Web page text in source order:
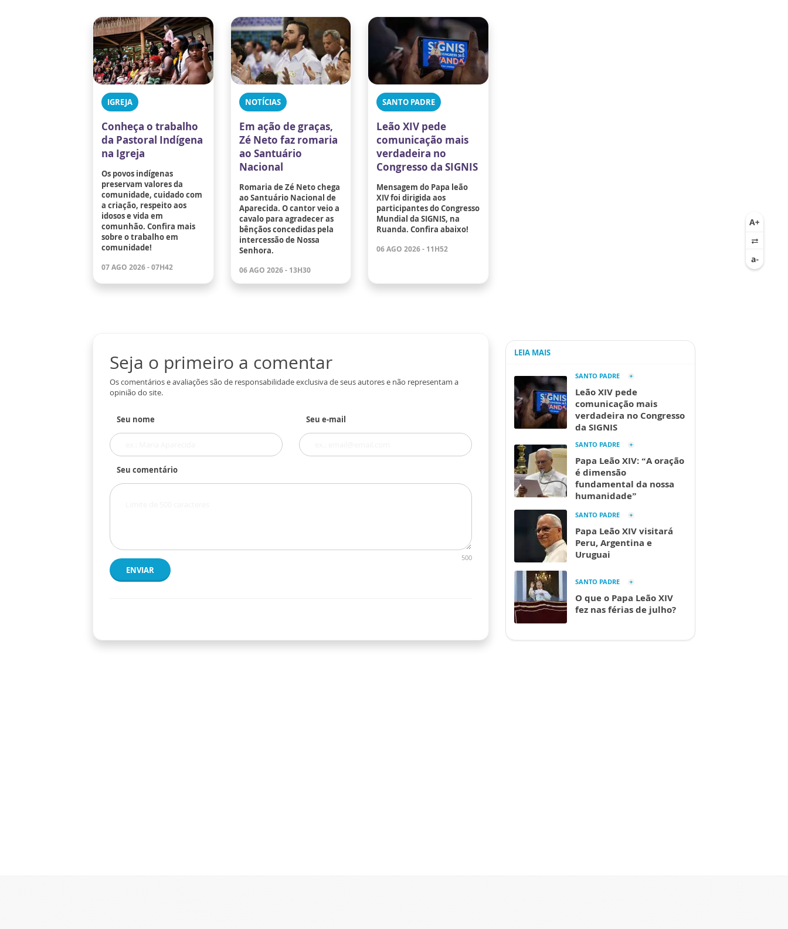
IGREJA
Conheça o trabalho
da Pastoral Indígena
na Igreja
Os povos indígenas
preservam valores da
comunidade, cuidado com
a criação, respeito aos
idosos e vida em
comunhão. Confira mais
sobre o trabalho em
comunidade!
07 AGO 2026 - 07H42
NOTÍCIAS
Em ação de graças,
Zé Neto faz romaria
ao Santuário
Nacional
Romaria de Zé Neto chega
ao Santuário Nacional de
Aparecida. O cantor veio a
cavalo para agradecer as
bênçãos concedidas pela
intercessão de Nossa
Senhora.
06 AGO 2026 - 13H30
SANTO PADRE
Leão XIV pede
comunicação mais
verdadeira no
Congresso da SIGNIS
Mensagem do Papa leão
XIV foi dirigida aos
participantes do Congresso
Mundial da SIGNIS, na
Ruanda. Confira abaixo!
06 AGO 2026 - 11H52
Seja o primeiro a comentar
Os comentários e avaliações são de responsabilidade exclusiva de seus autores e não representam a
opinião do site.
Seu nome Seu e-mail
Seu comentário
500
ENVIAR
LEIA MAIS
SANTO PADRE
Leão XIV pede
comunicação mais
verdadeira no Congresso
da SIGNIS
SANTO PADRE
Papa Leão XIV: “A oração
é dimensão
fundamental da nossa
humanidade”
SANTO PADRE
Papa Leão XIV visitará
Peru, Argentina e
Uruguai
SANTO PADRE
O que o Papa Leão XIV
fez nas férias de julho?